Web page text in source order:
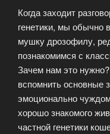
Когда заходит
генетики, мы обычно
мушку дрозофилу,
познакомимся с
Зачем нам это
вспомнить основные
эмоционально
хорошо знакомого
частной генетики